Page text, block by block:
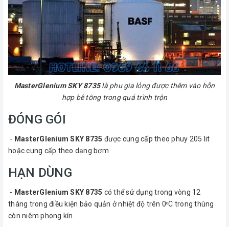
MasterGlenium SKY 8735là phu gia lỏng được thêm vào hỗn
hợp bê tông trong quá trình trộn
ĐÓNG GÓI
- MasterGlenium SKY 8735 được cung cấp theo phuy 205 lit
hoặc cung cấp theo dạng bơm
HẠN DÙNG
- MasterGlenium SKY 8735 có thể sử dụng trong vòng 12
tháng trong điều kiện bảo quản ở nhiệt độ trên 0oC trong thùng
còn niêm phong kín